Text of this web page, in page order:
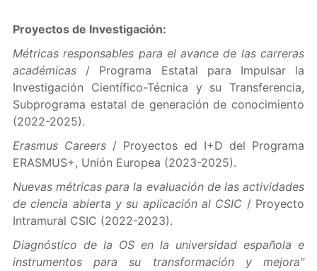
Proyectos de Investigación:
Métricas responsables para el avance de las carreras
académicas/ Programa Estatal para Impulsar la
Investigación Científico-Técnica y su Transferencia,
Subprograma estatal de generación de conocimiento
(2022-2025).
Erasmus Careers/ Proyectos ed I+D del Programa
ERASMUS+, Unión Europea (2023-2025).
Nuevas métricas para la evaluación de las actividades
de ciencia abierta y su aplicación al CSIC / Proyecto
Intramural CSIC (2022-2023).
Diagnóstico de la OS en la universidad española e
instrumentos para su transformación y mejora"